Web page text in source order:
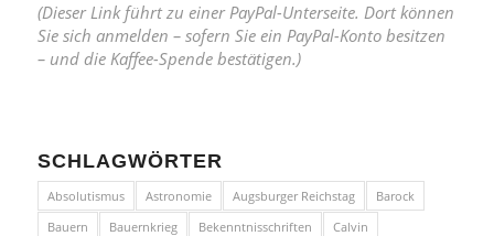
(Dieser Link führt zu einer PayPal-Unterseite. Dort können
Sie sich anmelden – sofern Sie ein PayPal-Konto besitzen
– und die Kaffee-Spende bestätigen.)
SCHLAGWÖRTER
Absolutismus Astronomie Augsburger Reichstag
Barock
Bauern
Bauernkrieg Bekenntnisschriften
Calvin